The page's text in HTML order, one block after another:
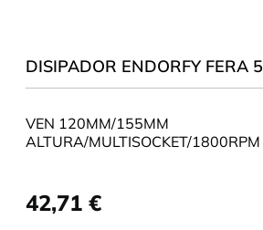
DISIPADOR ENDORFY FERA 5
VEN 120MM/155MM
ALTURA/MULTISOCKET/1800RPM
42,71 €